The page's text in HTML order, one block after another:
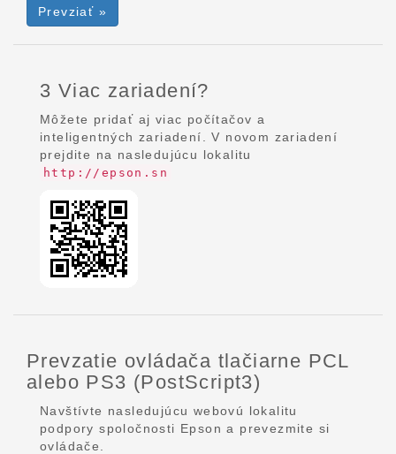
Prevziať »
3 Viac zariadení?
Môžete pridať aj viac počítačov a
inteligentných zariadení. V novom zariadení
prejdite na nasledujúcu lokalitu
http://epson.sn
Prevzatie ovládača tlačiarne PCL
alebo PS3 (PostScript3)
Navštívte nasledujúcu webovú lokalitu
podpory spoločnosti Epson a prevezmite si
ovládače.